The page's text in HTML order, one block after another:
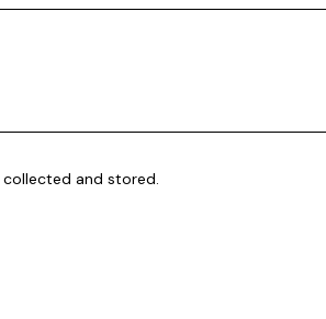
collected and stored.